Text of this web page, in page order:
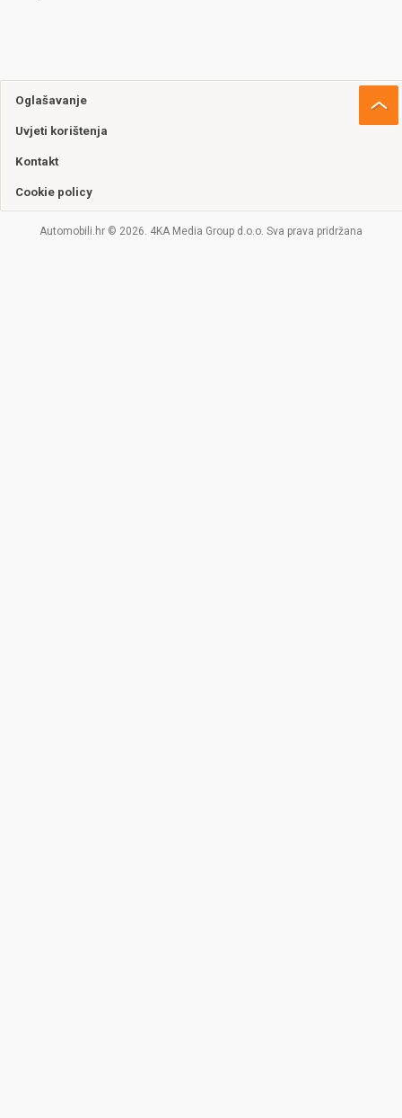
Oglašavanje
Uvjeti korištenja
Kontakt
Cookie policy
Automobili.hr © 2026. 4KA Media Group d.o.o. Sva prava pridržana